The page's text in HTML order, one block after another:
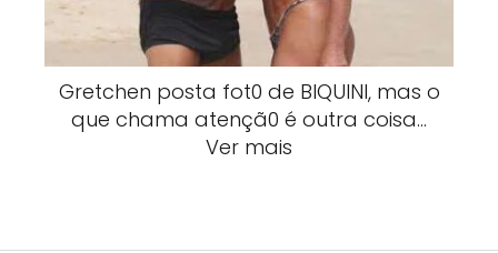
Gretchen posta fot0 de BlQUlNI, mas o
que chama atençã0 é outra coisa…
Ver mais